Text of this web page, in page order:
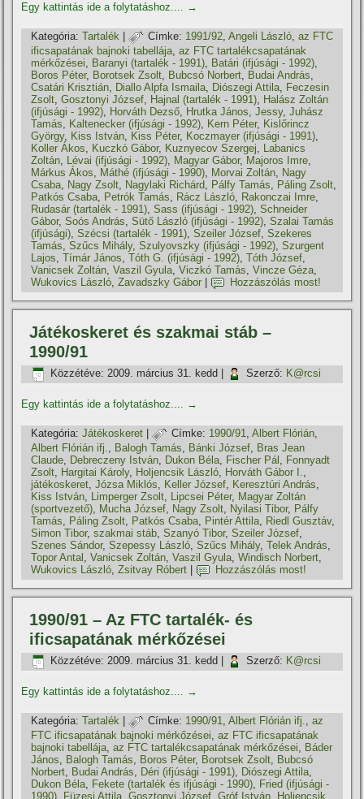
Egy kattintás ide a folytatáshoz.... →
Kategória: Tartalék | Címke: 1991/92,Angeli László,az FTC
ificsapatának bajnoki tabellája,az FTC tartalékcsapatának
mérkőzései, Baranyi (tartalék - 1991), Batári (ifjúsági - 1992),
Boros Péter, Borotsek Zsolt, Bubcsó Norbert, Budai András,
Csatári Krisztián, Diallo Alpfa Ismaila, Diószegi Attila, Feczesin
Zsolt,Gosztonyi József, Hajnal (tartalék - 1991), Halász Zoltán
(ifjúsági - 1992), Horváth Dezső, Hrutka János,Jessy,Juhász
Tamás, Kaltenecker (ifjúsági - 1992), Kern Péter, Kislőrincz
György, Kiss István, Kiss Péter, Koczmayer (ifjúsági - 1991),
Koller Ákos, Kuczkó Gábor, Kuznyecov Szergej, Labanics
Zoltán, Lévai (ifjúsági - 1992), Magyar Gábor, Majoros Imre,
Márkus Ákos, Máthé (ifjúsági - 1990), Morvai Zoltán, Nagy
Csaba, Nagy Zsolt, Nagylaki Richárd, Pálfy Tamás, Páling Zsolt,
Patkós Csaba, Petrók Tamás, Rácz László, Rakonczai Imre,
Rudasár (tartalék - 1991),Sass (ifjúsági - 1992),Schneider
Gábor,Soós András,Sütő László (ifjúsági - 1992),Szalai Tamás
(ifjúsági),Szécsi (tartalék - 1991),Szeiler József,Szekeres
Tamás,Szűcs Mihály,Szulyovszky (ifjúsági - 1992),Szurgent
Lajos,Tí­már János,Tóth G. (ifjúsági - 1992),Tóth József,
Vanicsek Zoltán,Vaszil Gyula,Viczkó Tamás,Vincze Géza,
Wukovics László,Zavadszky Gábor Hozzászólás most!
Játékoskeret és szakmai stáb –
1990/91
Közzétéve: 2009. március 31. kedd Szerző: K@rcsi
Egy kattintás ide a folytatáshoz.... →
Kategória: Játékoskeret | Címke: 1990/91,Albert Flórián,
Albert Flórián ifj., Balogh Tamás, Bánki József, Bras Jean
Claude, Debreczeny István, Dukon Béla, Fischer Pál , Fonnyadt
Zsolt, Hargitai Károly, Holjencsik László, Horváth Gábor I.,
játékoskeret,Józsa Miklós, Keller József, Keresztúri András,
Kiss István, Limperger Zsolt, Lipcsei Péter, Magyar Zoltán
(sportvezető), Mucha József, Nagy Zsolt, Nyilasi Tibor, Pálfy
Tamás, Páling Zsolt, Patkós Csaba, Pintér Attila, Riedl Gusztáv,
Simon Tibor,szakmai stáb,Szanyó Tibor,Szeiler József,
Szenes Sándor,Szepessy László,Szűcs Mihály,Telek András,
Topor Antal ,Vanicsek Zoltán,Vaszil Gyula,Windisch Norbert,
Wukovics László,Zsitvay Róbert Hozzászólás most!
1990/91 – Az FTC tartalék- és
ificsapatának mérkőzései
Közzétéve: 2009. március 31. kedd Szerző: K@rcsi
Egy kattintás ide a folytatáshoz.... →
Kategória: Tartalék | Címke: 1990/91,Albert Flórián ifj.,az
FTC ificsapatának bajnoki mérkőzései,az FTC ificsapatának
bajnoki tabellája,az FTC tartalékcsapatának mérkőzései, Báder
János, Balogh Tamás, Boros Péter, Borotsek Zsolt, Bubcsó
Norbert, Budai András, Déri (ifjúsági - 1991), Diószegi Attila,
Dukon Béla, Fekete (tartalék és ifjúsági - 1990), Fried (ifjúsági -
1990)
Füzesi Attila ,Gosztonyi József ,Gróf István Holjencsik